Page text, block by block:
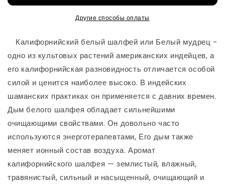
окуривания
пространства,
10см
окуривания
пространства,
10см
Другие способы оплаты
⠀ Калифорнийский белый шалфей или Белый мудрец -
одно из культовых растений американских индейцев, а
его калифорнийская разновидность отличается особой
силой и ценится наиболее высоко. В индейских
шаманских практиках он применяется с давних времен.
Дым белого шалфея обладает сильнейшими
очищающими свойствами. Он довольно часто
используются энерготерапевтами, Его дым также
меняет ионный состав воздуха. Аромат
калифорнийского шалфея — землистый, влажный,
травянистый, сильный и насыщенный, очищающий и